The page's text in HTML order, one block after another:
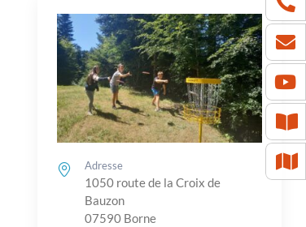
Adresse
1050 route de la Croix de
Bauzon
07590 Borne